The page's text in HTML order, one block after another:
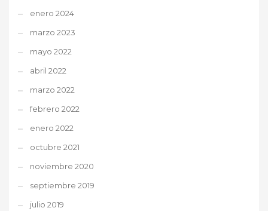
enero 2024
marzo 2023
mayo 2022
abril 2022
marzo 2022
febrero 2022
enero 2022
octubre 2021
noviembre 2020
septiembre 2019
julio 2019